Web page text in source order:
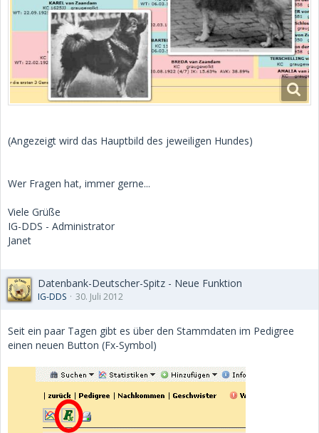
(Angezeigt wird das Hauptbild des jeweiligen Hundes)
Wer Fragen hat, immer gerne...
Viele Grüße
IG-DDS - Administrator
Janet
Datenbank-Deutscher-Spitz - Neue Funktion
IG-DDS 30. Juli 2012
Seit ein paar Tagen gibt es über den Stammdaten im Pedigree
einen neuen Button (Fx-Symbol)